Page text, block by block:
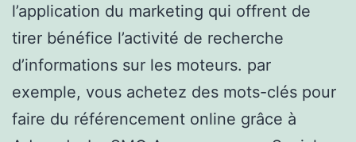
l’application du marketing qui offrent de
tirer bénéfice l’activité de recherche
d’informations sur les moteurs. par
exemple, vous achetez des mots-clés pour
faire du référencement online grâce à